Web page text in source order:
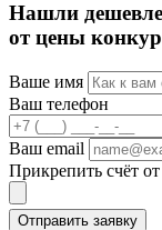
Нашли
от цены
Ваше имя
Ваш телефон
Ваш email
Прикрепить счёт
Отправить заявку